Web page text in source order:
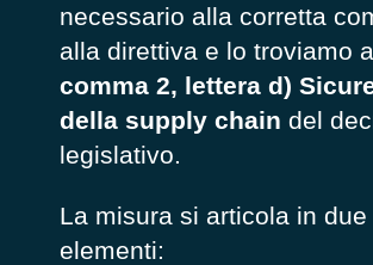
necessario alla corretta
alla direttiva e lo troviamo
comma 2, lettera d)
della supply chain del
legislativo.
La misura si articola in due
elementi: